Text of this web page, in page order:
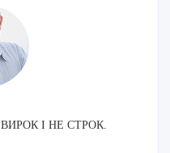
І НЕ СТРОК.